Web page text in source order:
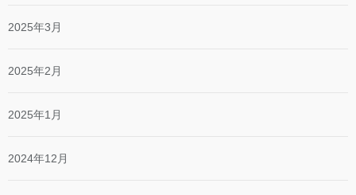
2025年3月
2025年2月
2025年1月
2024年12月